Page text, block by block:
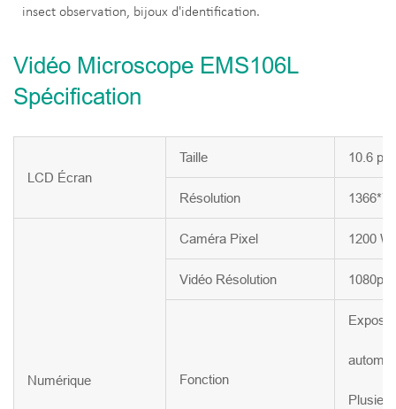
insect observation, bijoux d'identification.
Vidéo Microscope EMS106L
Spécification
LCD Écran
Taille 10.6
Résolution
Numérique
Caméra Pixel 1200 W
Vidéo Résolution 1080p/
Fonction